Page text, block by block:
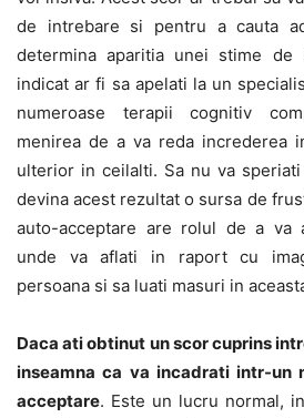
de intrebare si pentru a cauta
determina aparitia unei stime de
indicat ar fi sa apelati la un
numeroase terapii cognitiv
menirea de a va reda increderea
ulterior in ceilalti. Sa nu va
devina acest rezultat o sursa de
auto-acceptare are rolul de a va
unde va aflati in raport cu
persoana si sa luati masuri in
Daca ati obtinut un scor cuprins
inseamna ca va incadrati intr-un
acceptare. Este un lucru normal,